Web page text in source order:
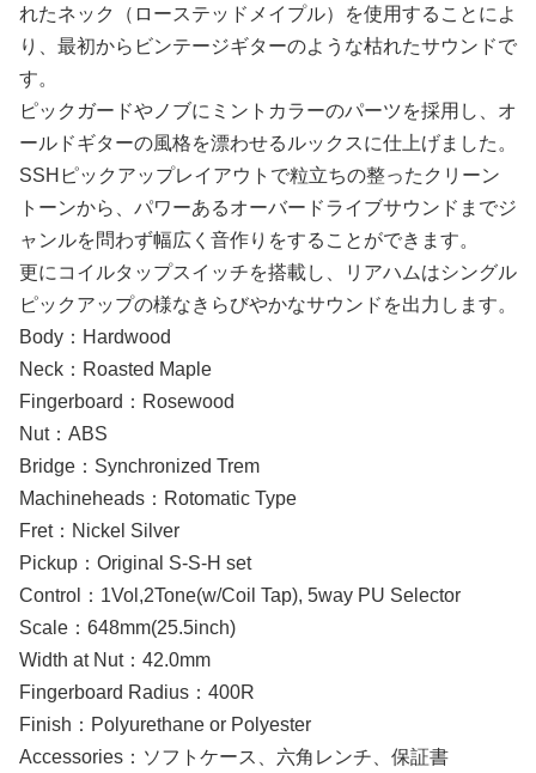
れたネック（ローステッドメイプル）を使用することによ
り、最初からビンテージギターのような枯れたサウンドで
す。
ピックガードやノブにミントカラーのパーツを採用し、オ
ールドギターの風格を漂わせるルックスに仕上げました。
SSHピックアップレイアウトで粒立ちの整ったクリーン
トーンから、パワーあるオーバードライブサウンドまでジ
ャンルを問わず幅広く音作りをすることができます。
更にコイルタップスイッチを搭載し、リアハムはシングル
ピックアップの様なきらびやかなサウンドを出力します。
Body：Hardwood
Neck：Roasted Maple
Fingerboard：Rosewood
Nut：ABS
Bridge：Synchronized Trem
Machineheads：Rotomatic Type
Fret：Nickel Silver
Pickup：Original S-S-H set
Control：1Vol,2Tone(w/Coil Tap), 5way PU Selector
Scale：648mm(25.5inch)
Width at Nut：42.0mm
Fingerboard Radius：400R
Finish：Polyurethane or Polyester
Accessories：ソフトケース、六角レンチ、保証書